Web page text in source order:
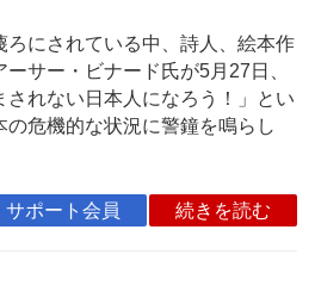
にされている中、詩人、絵本作
サー・ビナード氏が5月27日、
れない日本人になろう！」とい
の危機的な状況に警鐘を鳴らし
サポート会員 続きを読む